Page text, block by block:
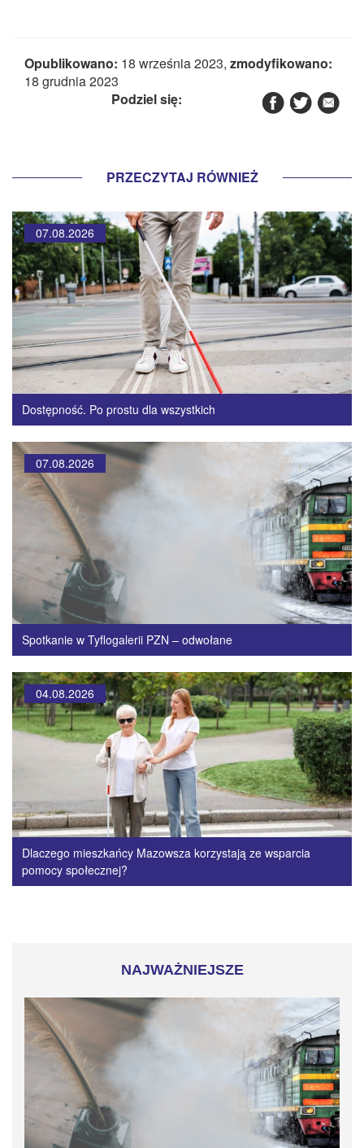
Opublikowano: 18 września 2023, zmodyfikowano:
18 grudnia 2023
Podziel się:
PRZECZYTAJ RÓWNIEŻ
07.08.2026
Dostępność. Po prostu dla wszystkich
07.08.2026
Spotkanie w Tyflogalerii PZN – odwołane
04.08.2026
Dlaczego mieszkańcy Mazowsza korzystają ze wsparcia
pomocy społecznej?
NAJWAŻNIEJSZE